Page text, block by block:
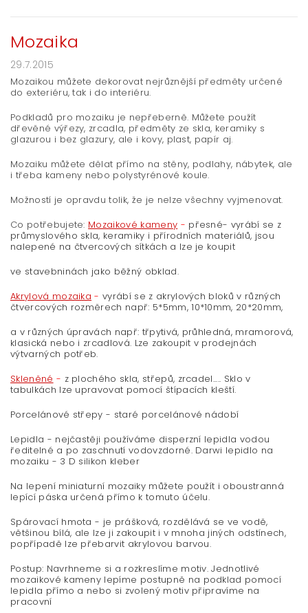
Mozaika
29.7.2015
Mozaikou můžete dekorovat nejrůznější předměty určené
do exteriéru, tak i do interiéru.
Podkladů pro mozaiku je nepřeberně. Můžete použít
dřevěné výřezy, zrcadla, předměty ze skla, keramiky s
glazurou i bez glazury, ale i kovy, plast, papír aj.
Mozaiku můžete dělat přímo na stěny, podlahy, nábytek, ale
i třeba kameny nebo polystyrénové koule.
Možností je opravdu tolik, že je nelze všechny vyjmenovat.
Co potřebujete: Mozaikové kameny - přesné- vyrábí se z
průmyslového skla, keramiky i přírodních materiálů, jsou
nalepené na čtvercových sítkách a lze je koupit
ve stavebninách jako běžný obklad.
Akrylová mozaika -vyrábí se z akrylových bloků v různých
čtvercových rozměrech např: 5*5mm, 10*10mm, 20*20mm,
a v různých úpravách např: třpytivá, průhledná, mramorová,
klasická nebo i zrcadlová. Lze zakoupit v prodejnách
výtvarných potřeb.
Skleněné - z plochého skla, střepů, zrcadel..... Sklo v
tabulkách lze upravovat pomocí štípacích kleští.
Porcelánové střepy - staré porcelánové nádobí
Lepidla - nejčastěji používáme disperzní lepidla vodou
ředitelné a po zaschnutí vodovzdorné. Darwi lepidlo na
mozaiku - 3 D silikon kleber
Na lepení miniaturní mozaiky můžete použít i oboustranná
lepící páska určená přímo k tomuto účelu.
Spárovací hmota - je prášková, rozdělává se ve vodě,
většinou bílá, ale lze ji zakoupit i v mnoha jiných odstínech,
popřípadě lze přebarvit akrylovou barvou.
Postup: Navrhneme si a rozkreslíme motiv. Jednotlivé
mozaikové kameny lepíme postupně na podklad pomocí
lepidla přímo a nebo si zvolený motiv připravíme na
pracovní